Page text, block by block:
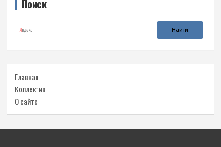
Поиск
Главная
Коллектив
О сайте